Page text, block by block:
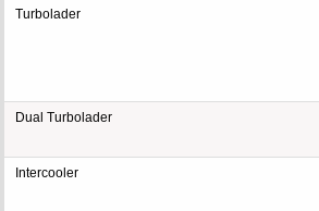
Turbolader
Dual Turbolader
Intercooler